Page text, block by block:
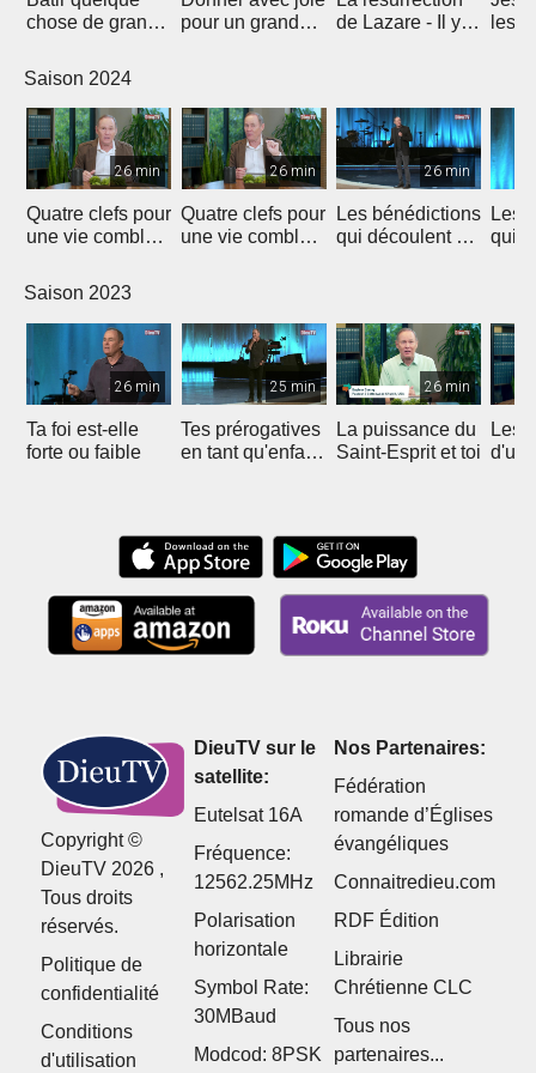
chose de grand -
don
pour un grand
de Lazare - Il y a
les
Saison 2024
26 min
Quatre clefs pour
une vie comblée
26 min
Quatre clefs pour
une vie comblée
26 min
Les bénédictions
qui découlent de
Les
qui
Saison 2023
26 min
Ta foi est-elle
forte ou faible
25 min
Tes prérogatives
en tant qu'enfant
26 min
La puissance du
Saint-Esprit et toi
Les
d'un
Copyright ©
DieuTV 2026 ,
Tous droits
réservés.
Politique de
confidentialité
Conditions
d'utilisation
DieuTV sur le
satellite:
Eutelsat 16A
Fréquence:
12562.25MHz
Polarisation
horizontale
Symbol Rate:
30MBaud
Modcod: 8PSK
Nos Partenaires:
Fédération
romande d’Églises
évangéliques
Connaitredieu.com
RDF Édition
Librairie
Chrétienne CLC
Tous nos
partenaires...